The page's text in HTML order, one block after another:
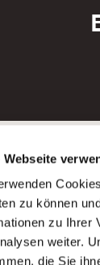
Webseite
zu können
zu Ihrer
weiter.
die Sie